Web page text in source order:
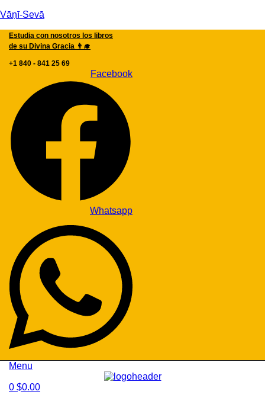
Vāṇī-Sevā
Estudia con nosotros los libros
de su Divina Gracia 👨‍🎓
+1 840 - 841 25 69
Facebook
Whatsapp
Menu
0 $0.00